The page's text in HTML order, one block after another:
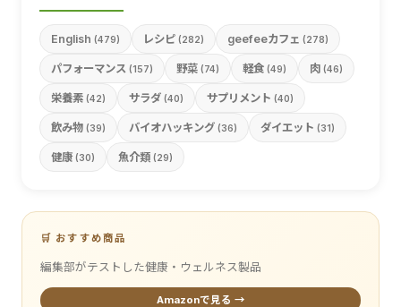
English (479) レシピ (282) geefeeカフェ (278)
パフォーマンス (157) 野菜 (74) 軽食 (49) 肉 (46)
栄養素 (42) サラダ (40) サプリメント (40)
飲み物 (39) バイオハッキング (36) ダイエット (31)
健康 (30) 魚介類 (29)
🛒 おすすめ商品
編集部がテストした健康・ウェルネス製品
Amazonで見る →